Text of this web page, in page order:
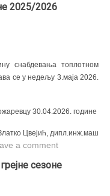
2025/2026
снабдевања топлотном
се у недељу 3.маја 2026.
30.04.2026. године
Цвејић, дипл.инж.маш
a comment
сезоне